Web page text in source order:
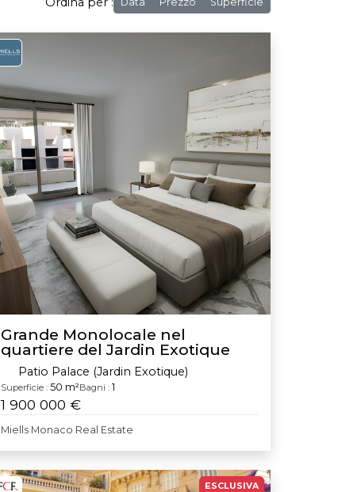
Grande Monolocale nel
quartiere del Jardin Exotique
Patio Palace (Jardin Exotique)
Superficie : 50 m²Bagni : 1
1 900 000 €
Miells Monaco Real Estate
ESCLUSIVA